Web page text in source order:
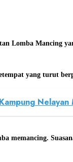
Lomba Mancing
yang turut
Nelayan
memancing.